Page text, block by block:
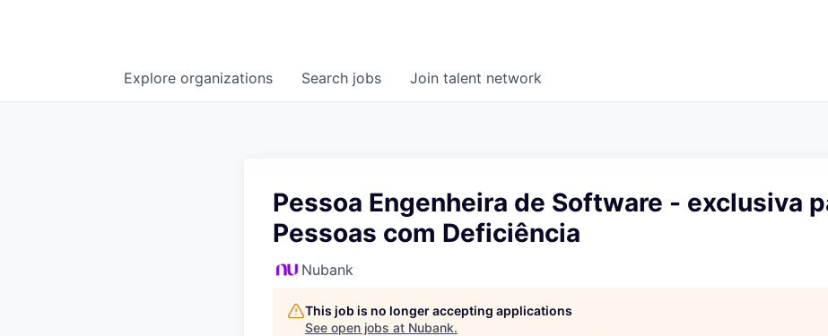
Search jobs
Explore organizations Join talent network
Pessoa Engenheira de Software - exclusiva
Pessoas com Deficiência
Nubank
This job is no longer accepting applications
See open jobs at Nubank.